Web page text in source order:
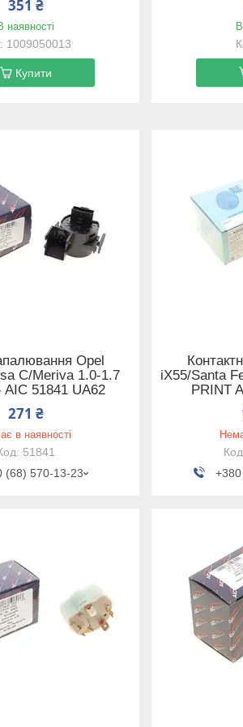
351 ₴
наявності
1009050013
Купити
Opel
C/Meriva 1.0-1.7
AIC 51841 UA62
271 ₴
в наявності
51841
(68) 570-13-23
iX55/Santa
PRINT